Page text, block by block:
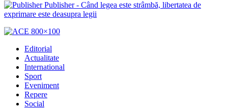
Publisher - Când legea este strâmbă, libertatea de
exprimare este deasupra legii
Editorial
Actualitate
International
Sport
Eveniment
Repere
Social